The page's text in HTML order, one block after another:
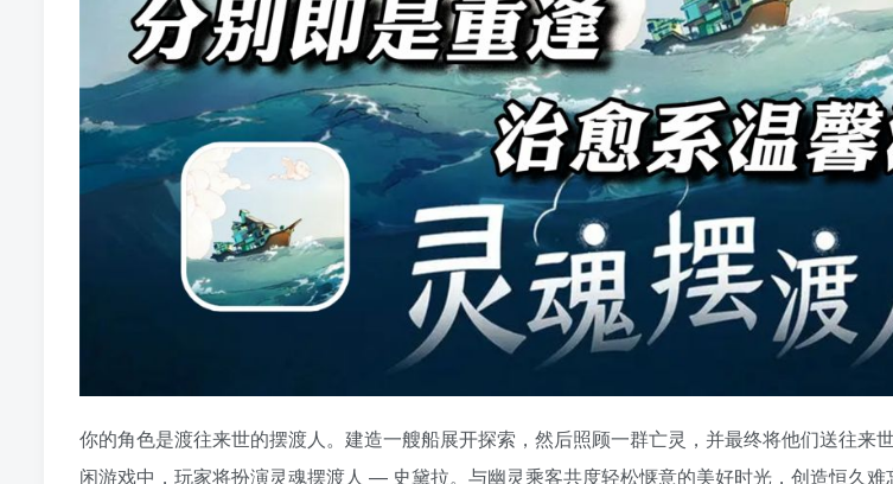
你的角色是渡往来世的摆渡人。建造一艘船展开探索，然后照顾一群亡灵，并最终将他们送往来
闲游戏中，玩家将扮演灵魂摆渡人 — 史黛拉。与幽灵乘客共度轻松惬意的美好时光，创造恒久